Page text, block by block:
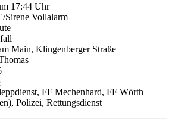
17:44 Uhr
Sirene Vollalarm
Main, Klingenberger Straße
FF Mechenhard, FF Wörth
Polizei, Rettungsdienst